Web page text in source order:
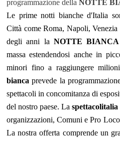
programmazione della NOTTE
Le prime notti bianche d'Italia
Città come Roma, Napoli,
degli anni la NOTTE BIANCA
massa estendendosi anche in
minori fino a raggiungere
bianca prevede la
spettacoli in concomitanza di
del nostro paese. La spettacolitalia
organizzazioni, Comuni e Pro
La nostra offerta comprende un